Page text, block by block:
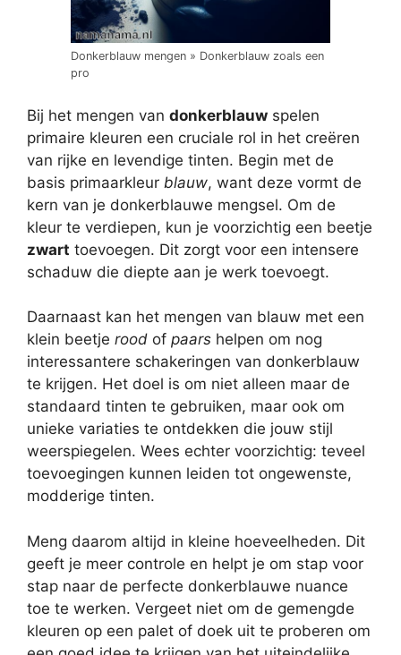
Donkerblauw mengen » Donkerblauw zoals een
pro
Bij het mengen van donkerblauw spelen
primaire kleuren een cruciale rol in het creëren
van rijke en levendige tinten. Begin met de
basis primaarkleur blauw, want deze vormt de
kern van je donkerblauwe mengsel. Om de
kleur te verdiepen, kun je voorzichtig een beetje
zwart toevoegen. Dit zorgt voor een intensere
schaduw die diepte aan je werk toevoegt.
Daarnaast kan het mengen van blauw met een
klein beetje rood of paars helpen om nog
interessantere schakeringen van donkerblauw
te krijgen. Het doel is om niet alleen maar de
standaard tinten te gebruiken, maar ook om
unieke variaties te ontdekken die jouw stijl
weerspiegelen. Wees echter voorzichtig: teveel
toevoegingen kunnen leiden tot ongewenste,
modderige tinten.
Meng daarom altijd in kleine hoeveelheden. Dit
geeft je meer controle en helpt je om stap voor
stap naar de perfecte donkerblauwe nuance
toe te werken. Vergeet niet om de gemengde
kleuren op een palet of doek uit te proberen om